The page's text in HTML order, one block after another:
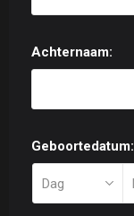
Achternaam:
Geboortedatum: